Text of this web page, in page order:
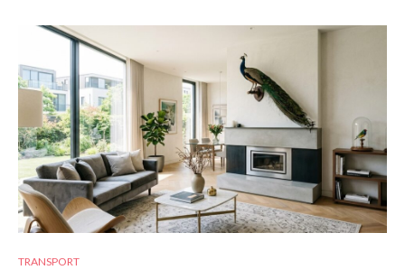
TRANSPORT